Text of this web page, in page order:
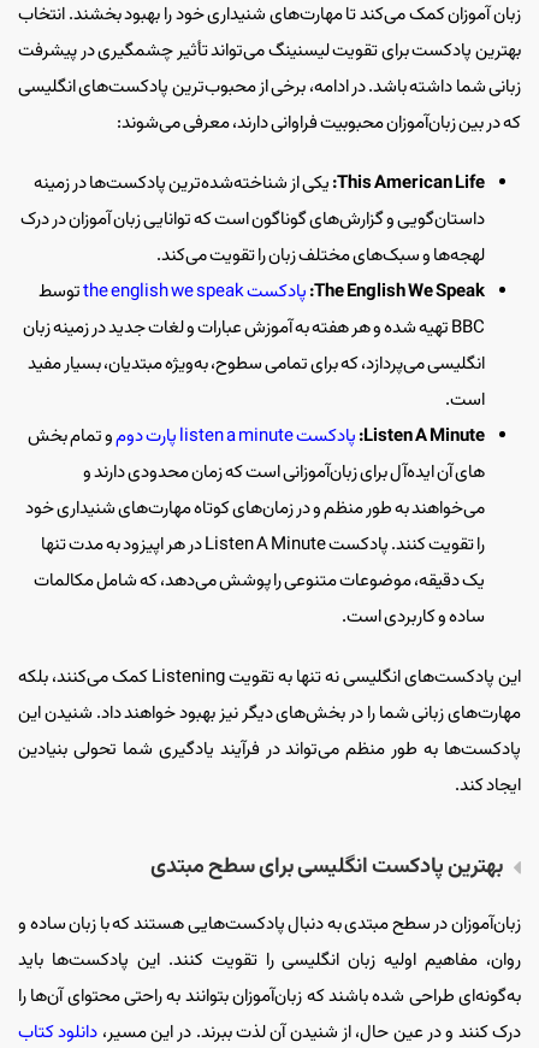
زبان آموزان کمک می‌کند تا مهارت‌های شنیداری خود را بهبود بخشند. انتخاب
بهترین پادکست برای تقویت لیسنینگ می‌تواند تأثیر چشمگیری در پیشرفت
زبانی شما داشته باشد. در ادامه، برخی از محبوب‌ترین پادکست‌های انگلیسی
که در بین زبان‌آموزان محبوبیت فراوانی دارند، معرفی می‌شوند:
This American Life: یکی از شناخته‌شده‌ترین پادکست‌ها در زمینه
داستان‌گویی و گزارش‌های گوناگون است که توانایی زبان آموزان در درک
لهجه‌ها و سبک‌های مختلف زبان را تقویت می‌کند.
The English We Speak: پادکست the english we speak
توسط
BBC تهیه شده و هر هفته به آموزش عبارات و لغات جدید در زمینه زبان
انگلیسی می‌پردازد، که برای تمامی سطوح، به‌ویژه مبتدیان، بسیار مفید
است.
Listen A Minute: پادکست listen a minute پارت دوم
و تمام بخش
های آن ایده‌آل برای زبان‌آموزانی است که زمان محدودی دارند و
می‌خواهند به طور منظم و در زمان‌های کوتاه مهارت‌های شنیداری خود
را تقویت کنند. پادکست Listen A Minute در هر اپیزود به مدت تنها
یک دقیقه، موضوعات متنوعی را پوشش می‌دهد، که شامل مکالمات
ساده و کاربردی است.
این پادکست‌های انگلیسی نه تنها به تقویت Listening کمک می‌کنند، بلکه
مهارت‌های زبانی شما را در بخش‌های دیگر نیز بهبود خواهند داد. شنیدن این
پادکست‌ها به طور منظم می‌تواند در فرآیند یادگیری شما تحولی بنیادین
ایجاد کند.
بهترین پادکست انگلیسی برای‌ سطح مبتدی
زبان‌آموزان در سطح مبتدی به دنبال پادکست‌هایی هستند که با زبان ساده و
روان، مفاهیم اولیه زبان انگلیسی را تقویت کنند. این پادکست‌ها باید
به‌گونه‌ای طراحی شده باشند که زبان‌آموزان بتوانند به راحتی محتوای آن‌ها را
درک کنند و در عین حال، از شنیدن آن لذت ببرند. در این مسیر، دانلود کتاب